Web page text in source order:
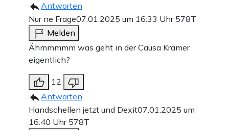
Antworten
Nur ne Frage07.01.2025 um 16:33 Uhr 578T
Melden
Ähmmmmm was geht in der Causa Kramer
eigentlich?
12
Antworten
Handschellen jetzt und Dexit07.01.2025 um
16:40 Uhr 578T